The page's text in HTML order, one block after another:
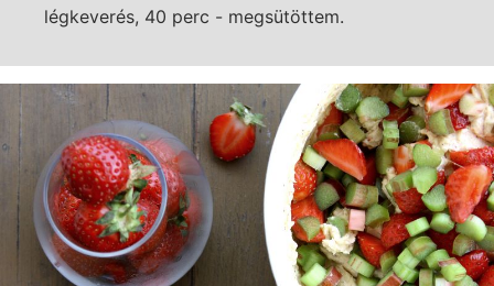
légkeverés, 40 perc - megsütöttem.